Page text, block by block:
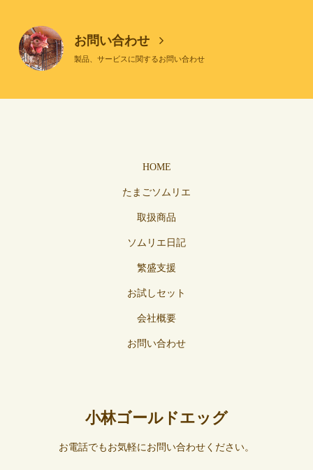
お問い合わせ
製品、サービスに関するお問い合わせ
HOME
たまごソムリエ
取扱商品
ソムリエ日記
繁盛支援
お試しセット
会社概要
お問い合わせ
小林ゴールドエッグ
お電話でもお気軽にお問い合わせください。